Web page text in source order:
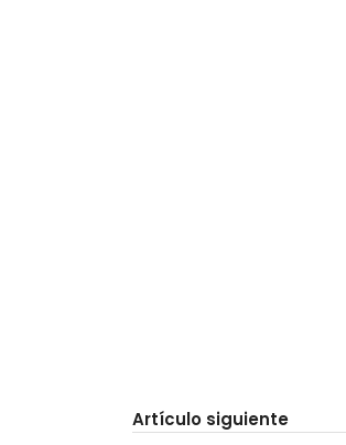
Artículo siguiente